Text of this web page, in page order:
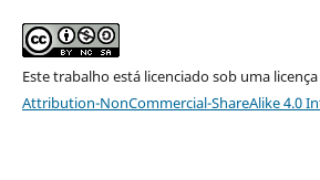
Este trabalho está licenciado sob uma licença
Attribution-NonCommercial-ShareAlike 4.0